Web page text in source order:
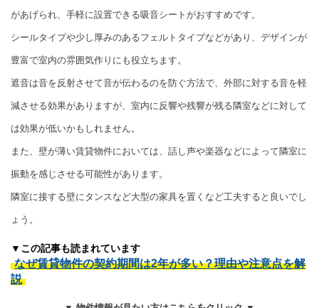
があげられ、手軽に設置できる吸音シートがおすすめです。
シールタイプや少し厚みのあるフェルトタイプなどがあり、デザインが
豊富で室内の雰囲気作りにも役立ちます。
遮音は音を反射させて音が伝わるのを防ぐ方法で、外部に対する音を軽
減させる効果がありますが、室内に反響や残響が残る隣室などに対して
は効果が低いかもしれません。
また、壁が薄い賃貸物件においては、話し声や楽器などによって隣室に
振動を感じさせる可能性があります。
隣室に接する壁にタンスなど大型の家具を置くなど工夫すると良いでし
ょう。
▼この記事も読まれています
なぜ賃貸物件の契約期間は2年が多い？理由や注意点を解
説